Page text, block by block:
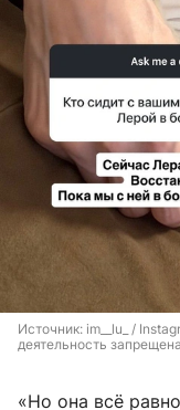
Источник: im__lu_ /
деятельность
«Но она всё